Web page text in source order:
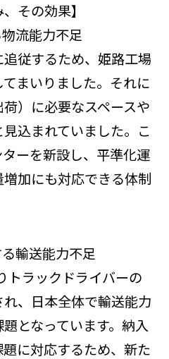
その効果】
流能力不足
従するため、姫路工場
まいりました。それに
）に必要なスペースや
込まれていました。こ
ーを新設し、平準化運
加にも対応できる体制
輸送能力不足
トラックドライバーの
、日本全体で輸送能力
となっています。納入
に対応するため、新た